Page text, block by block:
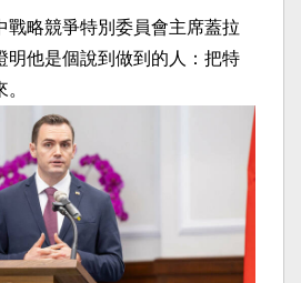
戰略競爭特別委員會主席蓋拉
明他是個說到做到的人：把特